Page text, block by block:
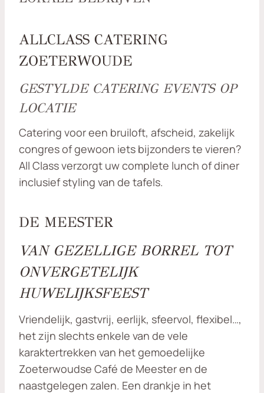
ALLCLASS CATERING
ZOETERWOUDE
GESTYLDE CATERING EVENTS OP
LOCATIE
Catering voor een bruiloft, afscheid, zakelijk
congres of gewoon iets bijzonders te vieren?
All Class verzorgt uw complete lunch of diner
inclusief styling van de tafels.
DE MEESTER
VAN GEZELLIGE BORREL TOT
ONVERGETELIJK
HUWELIJKSFEEST
Vriendelijk, gastvrij, eerlijk, sfeervol, flexibel…,
het zijn slechts enkele van de vele
karaktertrekken van het gemoedelijke
Zoeterwoudse Café de Meester en de
naastgelegen zalen. Een drankje in het